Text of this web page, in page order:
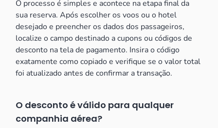
O processo é simples e acontece na etapa final da
sua reserva. Após escolher os voos ou o hotel
desejado e preencher os dados dos passageiros,
localize o campo destinado a cupons ou códigos de
desconto na tela de pagamento. Insira o código
exatamente como copiado e verifique se o valor total
foi atualizado antes de confirmar a transação.
O desconto é válido para qualquer
companhia aérea?